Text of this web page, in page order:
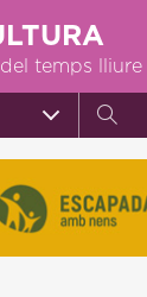
temps lliure